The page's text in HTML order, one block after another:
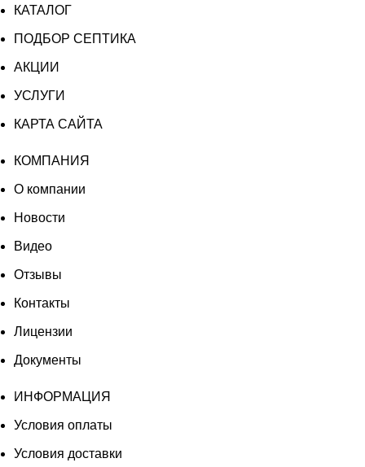
Лонг
Пр
цена
КАТАЛОГ
ПОДБОР СЕПТИКА
АКЦИИ
УСЛУГИ
КАРТА САЙТА
КОМПАНИЯ
О компании
Новости
Видео
Отзывы
Контакты
Лицензии
Документы
ИНФОРМАЦИЯ
Условия оплаты
Условия доставки